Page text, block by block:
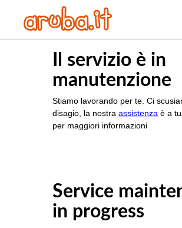
Il servizio è in
manutenzione
Stiamo lavorando per te. Ci
disagio, la nostra assistenza è a
per maggiori informazioni
Service
in progress